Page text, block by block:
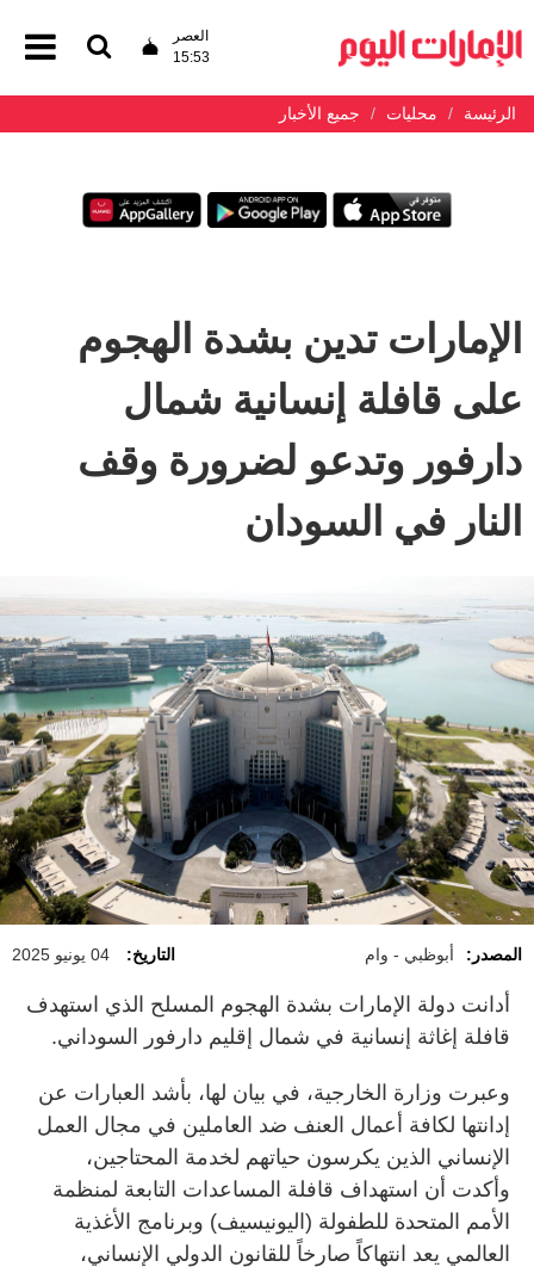
العصر
15:53
الرئيسة محليات جميع الأخبار
الإمارات تدين بشدة الهجوم
على قافلة إنسانية شمال
دارفور وتدعو لضرورة وقف
النار في السودان
المصدر: أبوظبي - وام التاريخ: 04 يونيو 2025
أدانت دولة الإمارات بشدة الهجوم المسلح الذي استهدف
قافلة إغاثة إنسانية في شمال إقليم دارفور السوداني.
وعبرت وزارة الخارجية، في بيان لها، بأشد العبارات عن
إدانتها لكافة أعمال العنف ضد العاملين في مجال العمل
الإنساني الذين يكرسون حياتهم لخدمة المحتاجين،
وأكدت أن استهداف قافلة المساعدات التابعة لمنظمة
الأمم المتحدة للطفولة (اليونيسيف) وبرنامج الأغذية
العالمي يعد انتهاكاً صارخاً للقانون الدولي الإنساني،